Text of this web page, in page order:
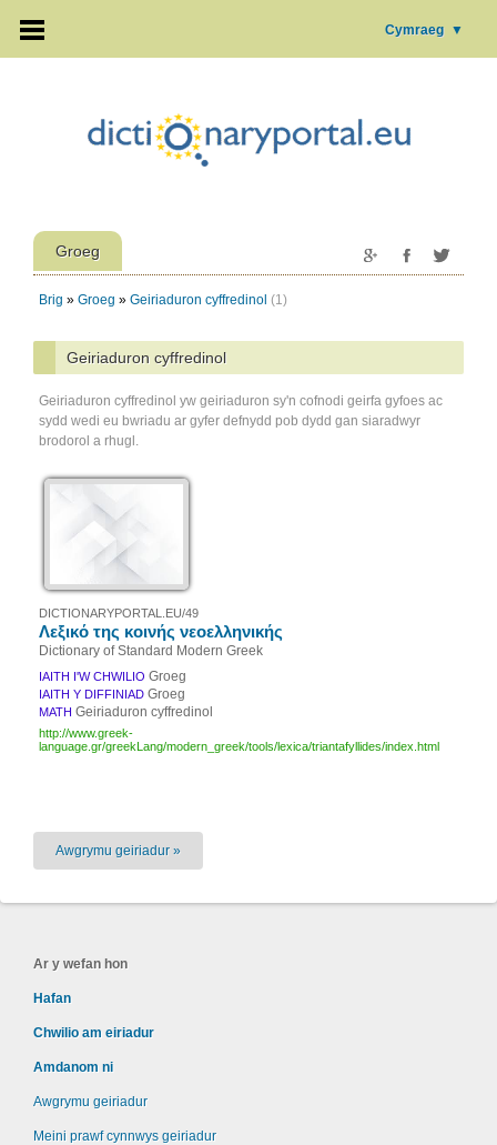
Cymraeg ▼
Groeg
Brig » Groeg » Geiriaduron cyffredinol (1)
Geiriaduron cyffredinol
Geiriaduron cyffredinol yw geiriaduron sy'n cofnodi geirfa gyfoes ac
sydd wedi eu bwriadu ar gyfer defnydd pob dydd gan siaradwyr
brodorol a rhugl.
DICTIONARYPORTAL.EU/49
Λεξικό της κοινής νεοελληνικής
Dictionary of Standard Modern Greek
IAITH I'W CHWILIO Groeg
IAITH Y DIFFINIAD Groeg
MATH Geiriaduron cyffredinol
http://www.greek-
language.gr/greekLang/modern_greek/tools/lexica/triantafyllides/index.html
Awgrymu geiriadur »
Ar y wefan hon
Hafan
Chwilio am eiriadur
Amdanom ni
Awgrymu geiriadur
Meini prawf cynnwys geiriadur